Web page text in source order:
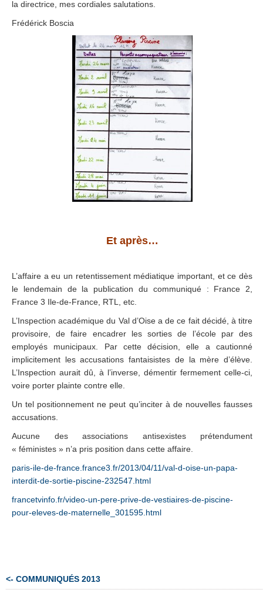
la directrice, mes cordiales salutations.
Frédérick Boscia
Et après…
L’affaire a eu un retentissement médiatique important, et ce dès
le lendemain de la publication du communiqué : France 2,
France 3 Ile-de-France, RTL, etc.
L’Inspection académique du Val d’Oise a de ce fait décidé, à titre
provisoire, de faire encadrer les sorties de l’école par des
employés municipaux. Par cette décision, elle a cautionné
implicitement les accusations fantaisistes de la mère d’élève.
L’Inspection aurait dû, à l’inverse, démentir fermement celle-ci,
voire porter plainte contre elle.
Un tel positionnement ne peut qu’inciter à de nouvelles fausses
accusations.
Aucune des associations antisexistes prétendument
« féministes » n’a pris position dans cette affaire.
paris-ile-de-france.france3.fr/2013/04/11/val-d-oise-un-papa-
interdit-de-sortie-piscine-232547.html
francetvinfo.fr/video-un-pere-prive-de-vestiaires-de-piscine-
pour-eleves-de-maternelle_301595.html
<- COMMUNIQUÉS 2013